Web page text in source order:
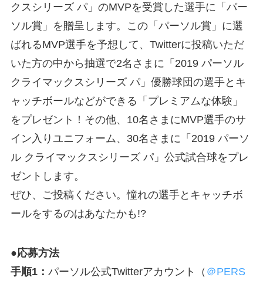
クスシリーズ パ」のMVPを受賞した選手に「パー
ソル賞」を贈呈します。この「パーソル賞」に選
ばれるMVP選手を予想して、Twitterに投稿いただ
いた方の中から抽選で2名さまに「2019 パーソル
クライマックスシリーズ パ」優勝球団の選手とキ
ャッチボールなどができる「プレミアムな体験」
をプレゼント！その他、10名さまにMVP選手のサ
イン入りユニフォーム、30名さまに「2019 パーソ
ル クライマックスシリーズ パ」公式試合球をプレ
ゼントします。
ぜひ、ご投稿ください。憧れの選手とキャッチボ
ールをするのはあなたかも!?
●応募方法
手順1： パーソル公式Twitterアカウント（ ＠PERS